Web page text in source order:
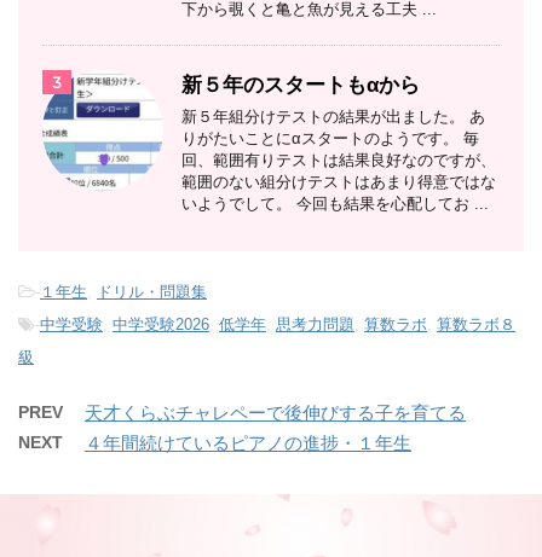
下から覗くと亀と魚が見える工夫 ...
3 新５年のスタートもαから
新５年組分けテストの結果が出ました。 あ
りがたいことにαスタートのようです。 毎
回、範囲有りテストは結果良好なのですが、
範囲のない組分けテストはあまり得意ではな
いようでして。 今回も結果を心配してお ...
- １年生,
ドリル・問題集
-中学受験, 中学受験2026, 低学年, 思考力問題, 算数ラボ, 算数ラボ８
級
PREV 天才くらぶチャレペーで後伸びする子を育てる
NEXT ４年間続けているピアノの進捗・１年生